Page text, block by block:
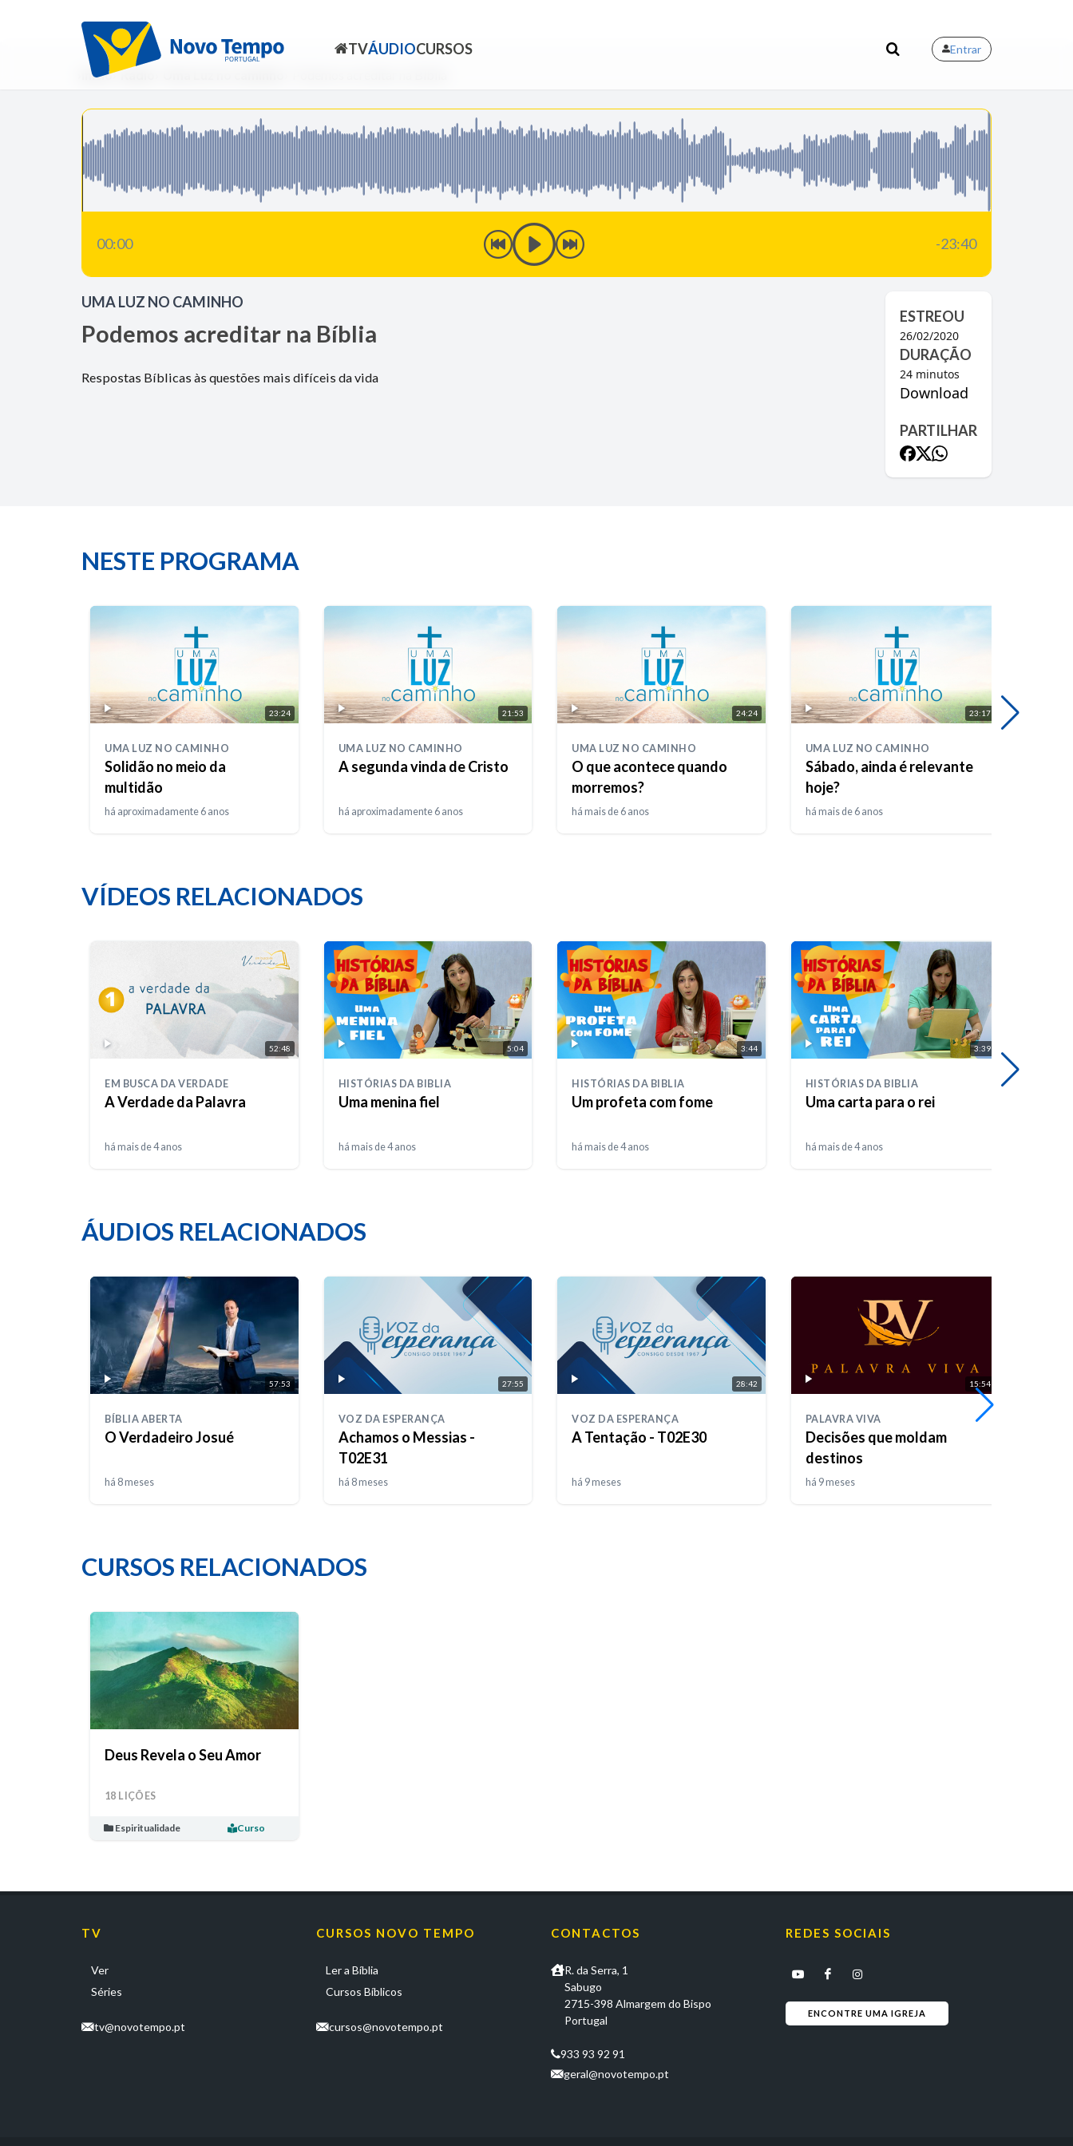
TVÁUDIOCURSOS Entrar
Início Rádio
00:00 -23:40
UMA LUZ NO CAMINHO
Podemos acreditar na Bíblia
Respostas Bíblicas às questões mais difíceis da vida
ESTREOU
26/02/2020
DURAÇÃO
24 minutos
Download
PARTILHAR
NESTE PROGRAMA
23:24
UMA LUZ NO CAMINHO
Solidão no meio da
multidão
há aproximadamente 6 anos
21:53
UMA LUZ NO CAMINHO
A segunda vinda de Cristo
há aproximadamente 6 anos
24:24
UMA LUZ NO CAMINHO
O que acontece quando
morremos?
há mais de 6 anos
23:17
UMA LUZ NO CAMINHO
Sábado, ainda é relevante
hoje?
há mais de 6 anos
VÍDEOS RELACIONADOS
52:48
EM BUSCA DA VERDADE
A Verdade da Palavra
há mais de 4 anos
5:04
HISTÓRIAS DA BIBLIA
Uma menina fiel
há mais de 4 anos
3:44
HISTÓRIAS DA BIBLIA
Um profeta com fome
há mais de 4 anos
3:39
HISTÓRIAS DA BIBLIA
Uma carta para o rei
há mais de 4 anos
ÁUDIOS RELACIONADOS
57:53
BÍBLIA ABERTA
O Verdadeiro Josué
há 8 meses
27:55
VOZ DA ESPERANÇA
Achamos o Messias -
T02E31
há 8 meses
28:42
VOZ DA ESPERANÇA
A Tentação - T02E30
há 9 meses
15:54
PALAVRA VIVA
Decisões que moldam
destinos
há 9 meses
CURSOS RELACIONADOS
Deus Revela o Seu Amor
18 LIÇÕES
Espiritualidade Curso
TV
Ver
Séries
tv@novotempo.pt
CURSOS NOVO TEMPO
Ler a Bíblia
Cursos Bíblicos
cursos@novotempo.pt
CONTACTOS
R. da Serra, 1
Sabugo
2715-398 Almargem do Bispo
Portugal
933 93 92 91
geral@novotempo.pt
REDES SOCIAIS
ENCONTRE UMA IGREJA